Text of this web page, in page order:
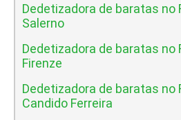
Dedetizadora de baratas no
Salerno
Dedetizadora de baratas no
Firenze
Dedetizadora de baratas no
Candido Ferreira